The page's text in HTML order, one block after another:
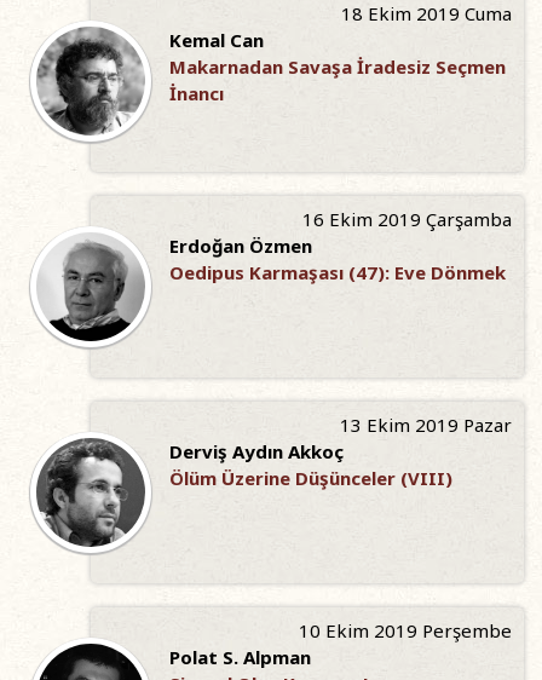
18 Ekim 2019 Cuma
Kemal Can
Makarnadan Savaşa İradesiz Seçmen
İnancı
16 Ekim 2019 Çarşamba
Erdoğan Özmen
Oedipus Karmaşası (47): Eve Dönmek
13 Ekim 2019 Pazar
Derviş Aydın Akkoç
Ölüm Üzerine Düşünceler (VIII)
10 Ekim 2019 Perşembe
Polat S. Alpman